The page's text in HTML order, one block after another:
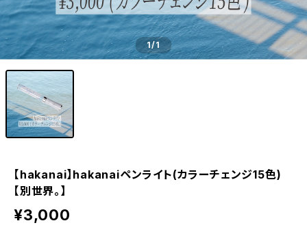
1/1
【hakanai】hakanaiペンライト(カラーチェンジ15色)
【別世界。】
¥3,000